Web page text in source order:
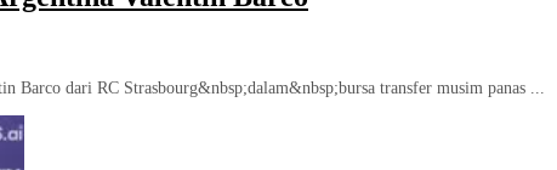
Barco dari RC Strasbourg&nbsp;dalam&nbsp;bursa transfer musim panas ...